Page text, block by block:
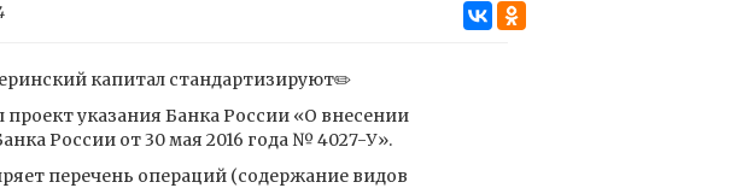
капитал стандартизируют✏️
проект указания Банка России «О внесении
России от 30 мая 2016 года № 4027-У».
перечень операций (содержание видов